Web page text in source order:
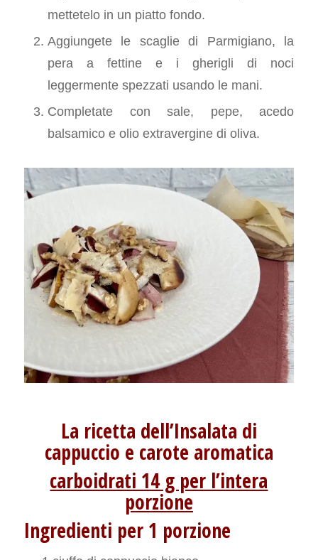
mettetelo in un piatto fondo.
Aggiungete le scaglie di Parmigiano, la
pera a fettine e i gherigli di noci
leggermente spezzati usando le mani.
Completate con sale, pepe, acedo
balsamico e olio extravergine di oliva.
La ricetta dell’Insalata di
cappuccio e carote aromatica
carboidrati 14 g per l’intera
porzione
Ingredienti per 1 porzione